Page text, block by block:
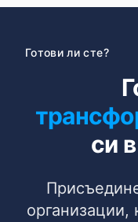
Готови ли сте?
си в
организации,